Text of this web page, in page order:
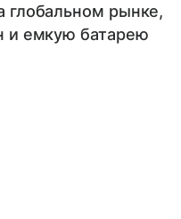
глобальном рынке,
и емкую батарею